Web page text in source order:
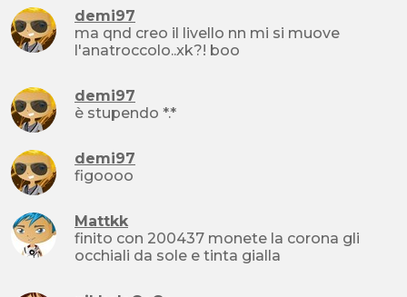
demi97
ma qnd creo il livello nn mi si muove
l'anatroccolo..xk?! boo
demi97
è stupendo *.*
demi97
figoooo
Mattkk
finito con 200437 monete la corona gli
occhiali da sole e tinta gialla